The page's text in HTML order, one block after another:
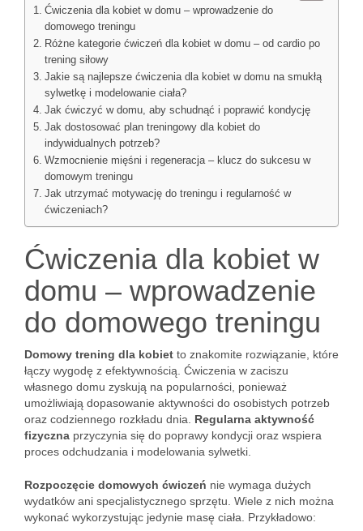
Ćwiczenia dla kobiet w domu – wprowadzenie do
domowego treningu
Różne kategorie ćwiczeń dla kobiet w domu – od cardio po
trening siłowy
Jakie są najlepsze ćwiczenia dla kobiet w domu na smukłą
sylwetkę i modelowanie ciała?
Jak ćwiczyć w domu, aby schudnąć i poprawić kondycję
Jak dostosować plan treningowy dla kobiet do
indywidualnych potrzeb?
Wzmocnienie mięśni i regeneracja – klucz do sukcesu w
domowym treningu
Jak utrzymać motywację do treningu i regularność w
ćwiczeniach?
Ćwiczenia dla kobiet w
domu – wprowadzenie
do domowego treningu
Domowy trening dla kobiet to znakomite rozwiązanie, które
łączy wygodę z efektywnością. Ćwiczenia w zaciszu
własnego domu zyskują na popularności, ponieważ
umożliwiają dopasowanie aktywności do osobistych potrzeb
oraz codziennego rozkładu dnia. Regularna aktywność
fizyczna przyczynia się do poprawy kondycji oraz wspiera
proces odchudzania i modelowania sylwetki.
Rozpoczęcie domowych ćwiczeń nie wymaga dużych
wydatków ani specjalistycznego sprzętu. Wiele z nich można
wykonać wykorzystując jedynie masę ciała. Przykładowo: